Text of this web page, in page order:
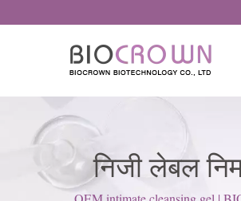
निजी लेबल